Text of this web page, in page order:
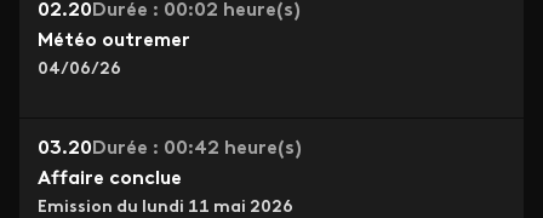
02.20 Durée : 00:02 heure(s)
Météo outremer
04/06/26
03.20 Durée : 00:42 heure(s)
Affaire conclue
Emission du lundi 11 mai 2026